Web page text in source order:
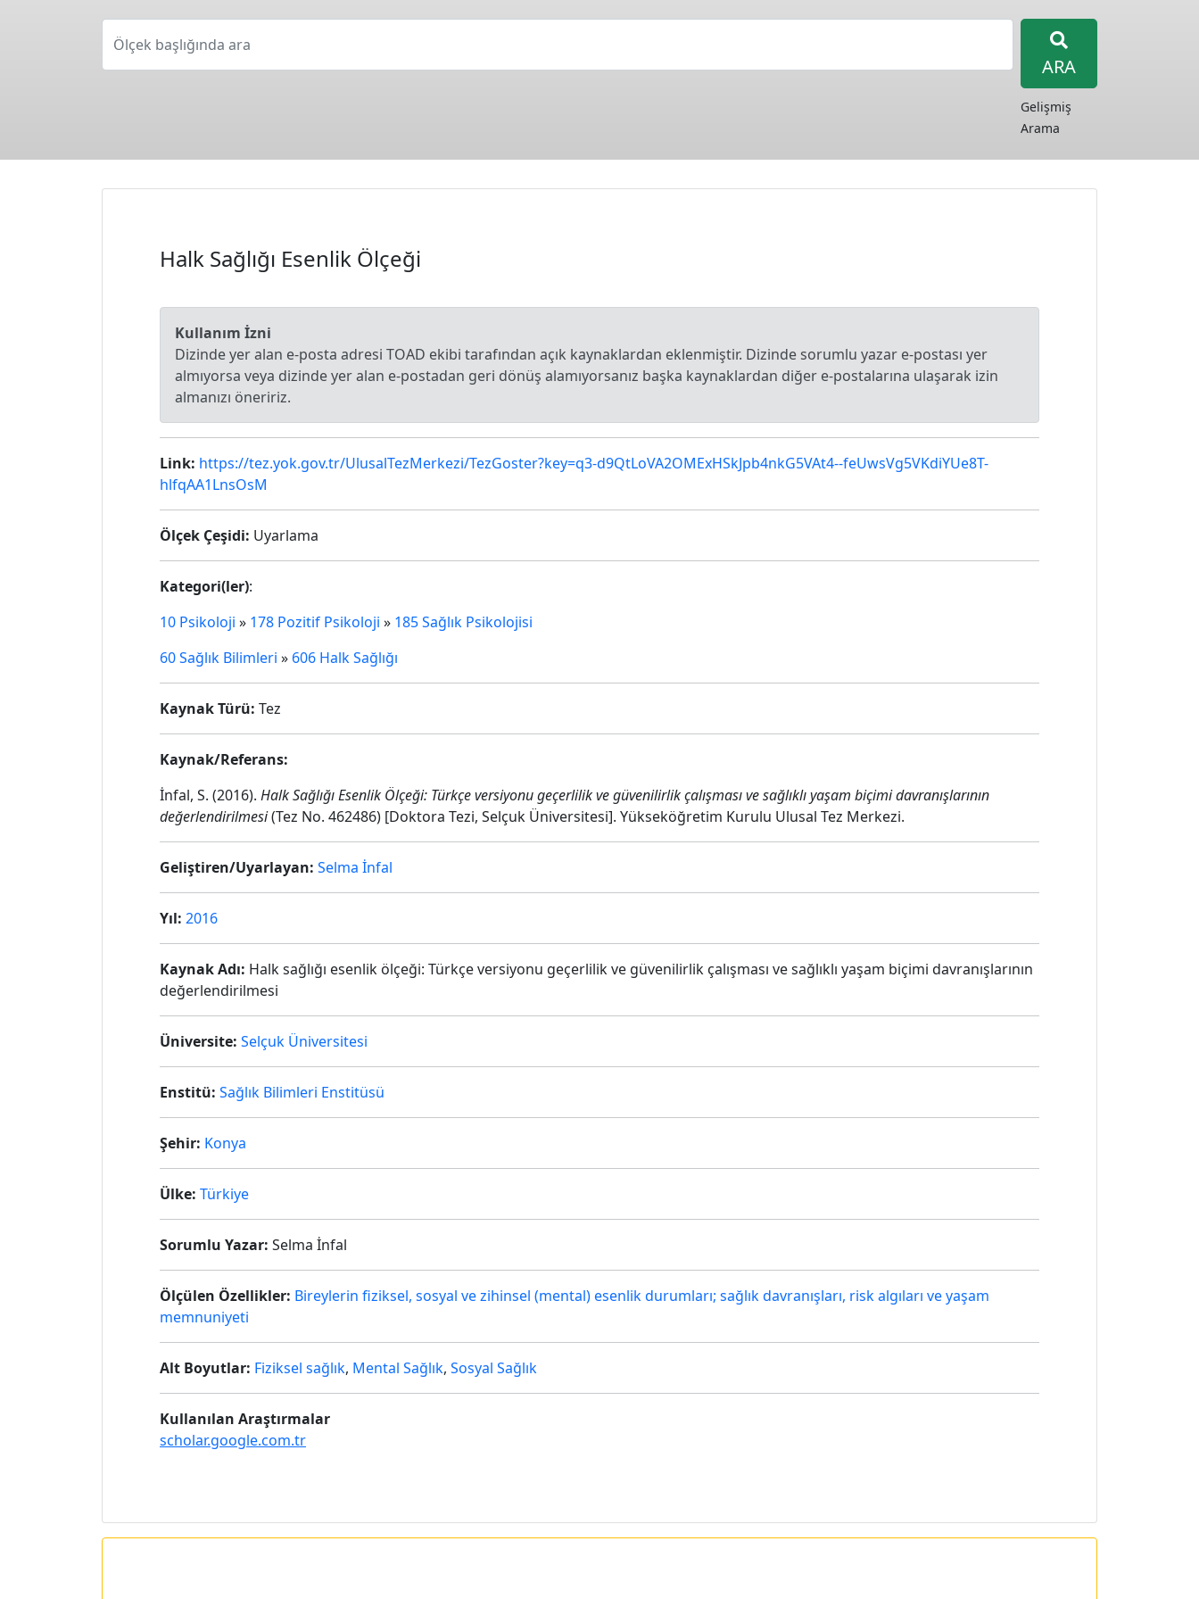
Ölçek başlığında ara
ARA
Gelişmiş
Arama
Halk Sağlığı Esenlik Ölçeği
Kullanım İzni
Dizinde yer alan e-posta adresi TOAD ekibi tarafından açık kaynaklardan eklenmiştir. Dizinde sorumlu yazar e-postası yer
almıyorsa veya dizinde yer alan e-postadan geri dönüş alamıyorsanız başka kaynaklardan diğer e-postalarına ulaşarak izin
almanızı öneririz.
Link: https://tez.yok.gov.tr/UlusalTezMerkezi/TezGoster?key=q3-d9QtLoVA2OMExHSkJpb4nkG5VAt4--feUwsVg5VKdiYUe8T-
hlfqAA1LnsOsM
Ölçek Çeşidi: Uyarlama
Kategori(ler):
10 Psikoloji » 178 Pozitif Psikoloji » 185 Sağlık Psikolojisi
60 Sağlık Bilimleri » 606 Halk Sağlığı
Kaynak Türü: Tez
Kaynak/Referans:
İnfal, S. (2016). Halk Sağlığı Esenlik Ölçeği: Türkçe versiyonu geçerlilik ve güvenilirlik çalışması ve sağlıklı yaşam biçimi davranışlarının
değerlendirilmesi(Tez No. 462486) [Doktora Tezi, Selçuk Üniversitesi]. Yükseköğretim Kurulu Ulusal Tez Merkezi.
Geliştiren/Uyarlayan: Selma İnfal
Yıl: 2016
Kaynak Adı: Halk sağlığı esenlik ölçeği: Türkçe versiyonu geçerlilik ve güvenilirlik çalışması ve sağlıklı yaşam biçimi davranışlarının
değerlendirilmesi
Üniversite: Selçuk Üniversitesi
Enstitü: Sağlık Bilimleri Enstitüsü
Şehir: Konya
Ülke: Türkiye
Sorumlu Yazar: Selma İnfal
Ölçülen Özellikler: Bireylerin fiziksel, sosyal ve zihinsel (mental) esenlik durumları; sağlık davranışları, risk algıları ve yaşam
memnuniyeti
Alt Boyutlar: Fiziksel sağlık, Mental Sağlık, Sosyal Sağlık
Kullanılan Araştırmalar
scholar.google.com.tr